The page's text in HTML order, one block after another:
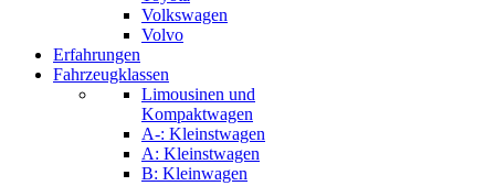
Volkswagen
Volvo
Erfahrungen
Fahrzeugklassen
Limousinen und
Kompaktwagen
A-: Kleinstwagen
A: Kleinstwagen
B: Kleinwagen